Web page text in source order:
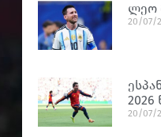
ლეო
20/07/
20/07/